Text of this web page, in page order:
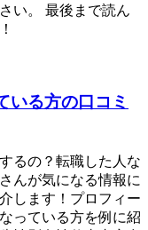
い。 最後まで読ん
いる方の口コミ
るの？転職した人な
んが気になる情報に
します！プロフィー
っている方を例に紹